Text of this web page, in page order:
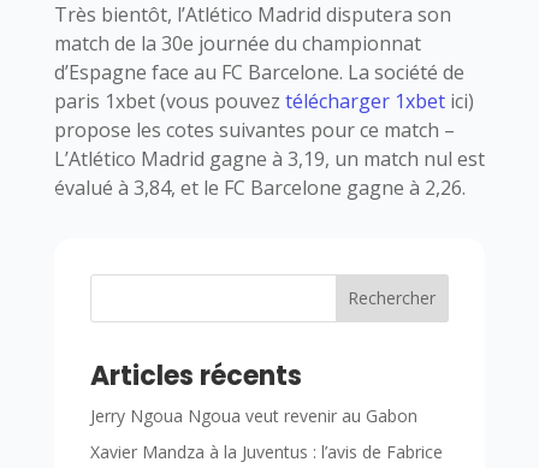
Très bientôt, l’Atlético Madrid disputera son
match de la 30e journée du championnat
d’Espagne face au FC Barcelone. La société de
paris 1xbet (vous pouvez télécharger 1xbetici)
propose les cotes suivantes pour ce match –
L’Atlético Madrid gagne à 3,19, un match nul est
évalué à 3,84, et le FC Barcelone gagne à 2,26.
Rechercher
Articles récents
Jerry Ngoua Ngoua veut revenir au Gabon
Xavier Mandza à la Juventus : l’avis de Fabrice